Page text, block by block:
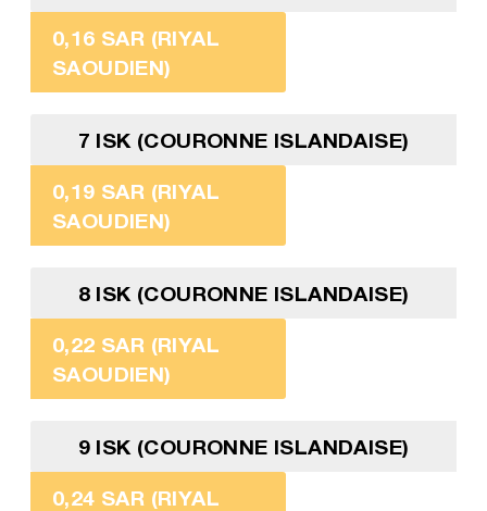
0,16 SAR (RIYAL
SAOUDIEN)
7 ISK (COURONNE ISLANDAISE)
0,19 SAR (RIYAL
SAOUDIEN)
8 ISK (COURONNE ISLANDAISE)
0,22 SAR (RIYAL
SAOUDIEN)
9 ISK (COURONNE ISLANDAISE)
0,24 SAR (RIYAL